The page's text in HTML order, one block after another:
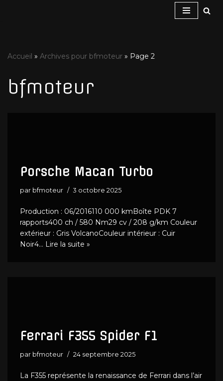
Accueil » Archives pour bfmoteur » Page 2
bfmoteur
Porsche Macan Turbo
par bfmoteur 3 octobre 2025
Production : 06/2016110 000 kmBoîte PDK 7
rapports400 ch / 580 Nm29 cv / 208 g/km Couleur
extérieur : Gris VolcanoCouleur intérieur : Cuir
Noir4… Lire la suite »
Ferrari F355 Spider F1
par bfmoteur 24 septembre 2025
La F355 représente la renaissance de Ferrari dans l’air